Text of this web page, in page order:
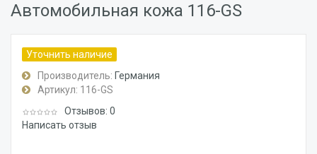
Автомобильная кожа 116-GS
Уточнить наличие
Производитель: Германия
Артикул: 116-GS
Отзывов: 0
Написать отзыв